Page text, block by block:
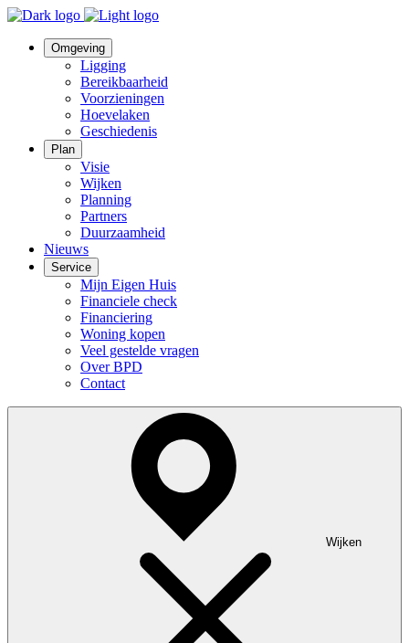
Omgeving
Ligging
Bereikbaarheid
Voorzieningen
Hoevelaken
Geschiedenis
Plan
Visie
Wijken
Planning
Partners
Duurzaamheid
Nieuws
Service
Mijn Eigen Huis
Financiele check
Financiering
Woning kopen
Veel gestelde vragen
Over BPD
Contact
Wijken